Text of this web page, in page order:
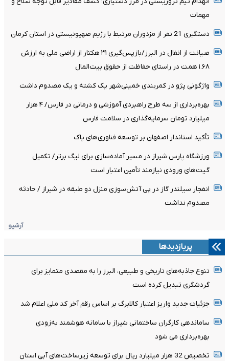
مهمات
دستگیری 21 نفر از مزدوران مرتبط با رژیم صهیونیستی در استان کرمان
صیانت از انفال در البرز/بازپس‌گیری ۳۱ هکتار از اراضی ملی به ارزش
۱.۶۸ همت در راستای حفاظت از حقوق بیت‌المال
واژگونی پژو در کمربندی خمینی‌شهر یک کشته و یک مصدوم داشت
بهره‌برداری از سه طرح راهبردی آموزشی و درمانی در فارس/ ۴ هزار
میلیارد تومان سرمایه‌گذاری در سلامت فارس
تأکید استاندار اصفهان بر توسعه فناوری‌های پاک
ورزشگاه پارس شیراز در مسیر آماده‌سازی برای لیگ برتر/ تکمیل
گیت‌های ورودی نیازمند تأمین اعتبار است
انفجار سیلندر گاز در پی آتش‌سوزی منزل دو طبقه در شیراز / حادثه
مصدوم نداشت
آرشیو
پربازدیدها
تنوع جاذبه‌های تاریخی و طبیعی، البرز را به مقصدی متمایز برای
گردشگری تبدیل کرده است
جزئیات جدید واریز اعتبار کالابرگ بر اساس رقم آخر کد ملی اعلام شد
ساماندهی کارگران ساختمانی شیراز با سامانه هوشمند به‌زودی
بهره‌برداری می شود
تخصیص 32 هزار میلیارد ریال برای توسعه زیرساخت‌های آبی استان